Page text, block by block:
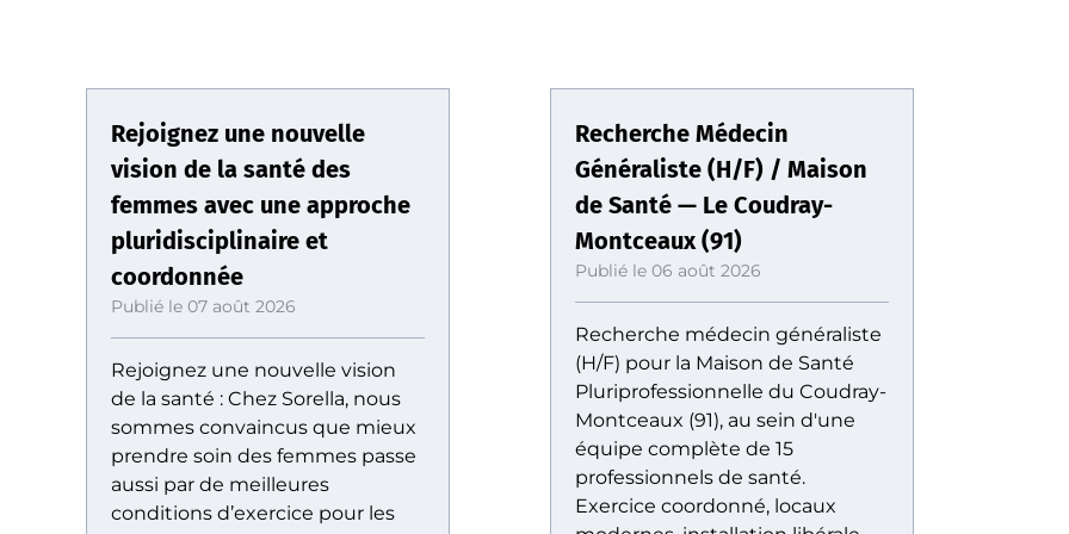
Rejoignez une nouvelle
vision de la santé des
femmes avec une approche
pluridisciplinaire et
coordonnée
Publié le 07 août 2026
Rejoignez une nouvelle vision
de la santé : Chez Sorella, nous
sommes convaincus que mieux
prendre soin des femmes passe
aussi par de meilleures
conditions d’exercice pour les
Recherche Médecin
Généraliste (H/F) / Maison
de Santé — Le Coudray-
Montceaux (91)
Publié le 06 août 2026
Recherche médecin généraliste
(H/F) pour la Maison de Santé
Pluriprofessionnelle du Coudray-
Montceaux (91), au sein d'une
équipe complète de 15
professionnels de santé.
Exercice coordonné, locaux